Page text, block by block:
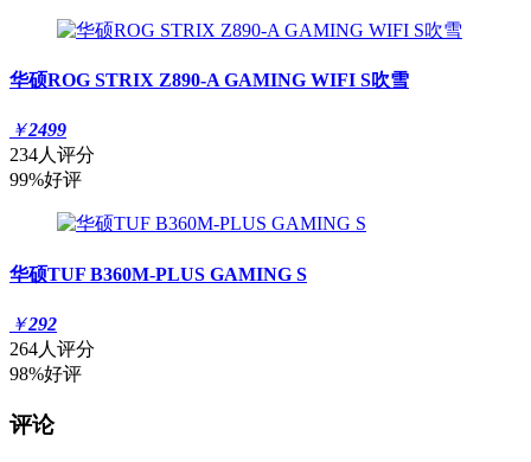
华硕ROG STRIX Z890-A GAMING WIFI S吹雪
￥2499
234人评分
99%好评
华硕TUF B360M-PLUS GAMING S
￥292
264人评分
98%好评
评论